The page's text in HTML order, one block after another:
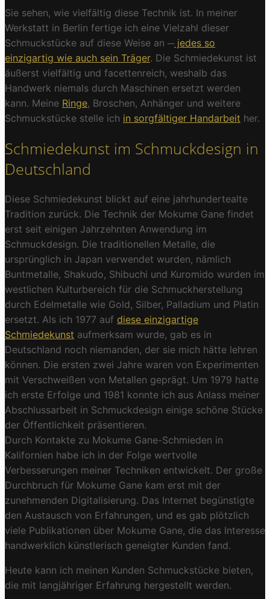
Sie sehen, wie vielfältig diese Technik ist. In meiner
Werkstatt in Berlin fertige ich eine Vielzahl dieser
Schmuckstücke auf diese Weise an ─jedes so
einzigartig wie auch sein Träger. Die Schmiedekunst ist
äußerst vielfältig und facettenreich, weshalb das
Handwerk niemals durch Maschinen ersetzt werden
kann. Meine Ringe, Broschen, Anhänger und weitere
Schmuckstücke stelle ich in sorgfältiger Handarbeit her.
Schmiedekunst im Schmuckdesign in
Deutschland
Diese Schmiedekunst blickt auf eine jahrhundertealte
Tradition zurück. Die Technik der Mokume Gane findet
erst seit einigen Jahrzehnten Anwendung im
Schmuckdesign. Die traditionellen Metalle, die
ursprünglich in Japan verwendet wurden, nämlich
Buntmetalle, Shakudo, Shibuchi und Kuromido wurden im
westlichen Kulturbereich für die Schmuckherstellung
durch Edelmetalle wie Gold, Silber, Palladium und Platin
ersetzt. Als ich 1977 auf diese einzigartige
Schmiedekunst aufmerksam wurde, gab es in
Deutschland noch niemanden, der sie mich hätte lehren
können. Die ersten zwei Jahre waren von Experimenten
mit Verschweißen von Metallen geprägt. Um 1979 hatte
ich erste Erfolge und 1981 konnte ich aus Anlass meiner
Abschlussarbeit in Schmuckdesign einige schöne Stücke
der Öffentlichkeit präsentieren.
Durch Kontakte zu Mokume Gane-Schmieden in
Kalifornien habe ich in der Folge wertvolle
Verbesserungen meiner Techniken entwickelt. Der große
Durchbruch für Mokume Gane kam erst mit der
zunehmenden Digitalisierung. Das Internet begünstigte
den Austausch von Erfahrungen, und es gab plötzlich
viele Publikationen über Mokume Gane, die das Interesse
handwerklich künstlerisch geneigter Kunden fand.
Heute kann ich meinen Kunden Schmuckstücke bieten,
die mit langjähriger Erfahrung hergestellt werden.